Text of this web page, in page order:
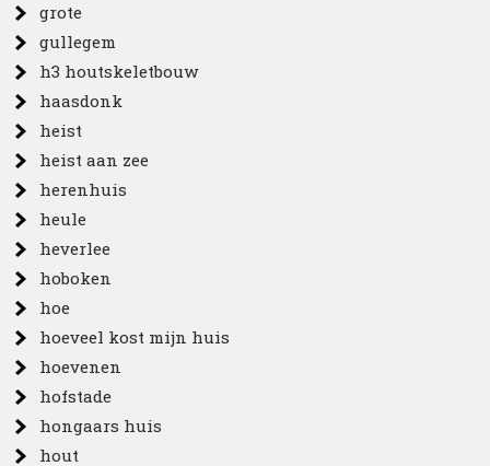
grote
gullegem
h3 houtskeletbouw
haasdonk
heist
heist aan zee
herenhuis
heule
heverlee
hoboken
hoe
hoeveel kost mijn huis
hoevenen
hofstade
hongaars huis
hout